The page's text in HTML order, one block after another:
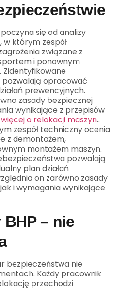
się od analizy
w którym zespół
związane z
i ponownym
Zidentyfikowane
opracować
prewencyjnych.
zasady bezpiecznej
wynikające z przepisów
o relokacji maszyn..
zespół techniczny ocenia
z demontażem,
montażem maszyn.
pozwalają
plan działań
on zarówno zasady
i wymagania wynikające
– nie
bezpieczeństwa nie
Każdy pracownik
przechodzi